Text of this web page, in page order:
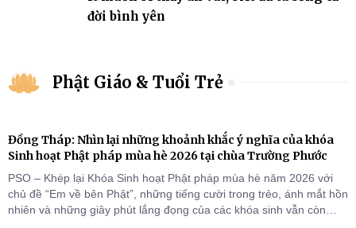
đời bình yên
Phật Giáo & Tuổi Trẻ
Đồng Tháp: Nhìn lại những khoảnh khắc ý nghĩa của khóa
Sinh hoạt Phật pháp mùa hè 2026 tại chùa Trường Phước
PSO – Khép lại Khóa Sinh hoạt Phật pháp mùa hè năm 2026 với
chủ đề “Em về bên Phật”, những tiếng cười trong trẻo, ánh mắt hồn
nhiên và những giây phút lắng đọng của các khóa sinh vẫn còn